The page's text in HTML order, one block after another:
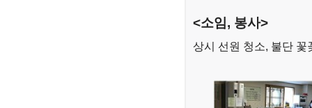
<소임, 봉사>
상시 선원 청소, 불단 꽃